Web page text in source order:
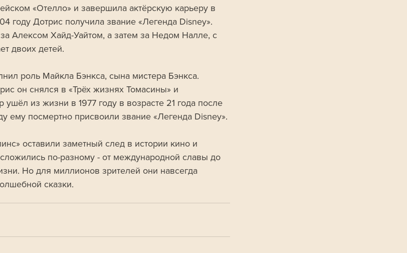
«Отелло» и завершила актёрскую карьеру в
году Дотрис получила звание «Легенда Disney».
Алексом Хайд-Уайтом, а затем за Недом Налле, с
двоих детей.
роль Майкла Бэнкса, сына мистера Бэнкса.
он снялся в «Трёх жизнях Томасины» и
ушёл из жизни в 1977 году в возрасте 21 года после
ему посмертно присвоили звание «Легенда Disney».
оставили заметный след в истории кино и
сложились по-разному - от международной славы до
Но для миллионов зрителей они навсегда
сказки.